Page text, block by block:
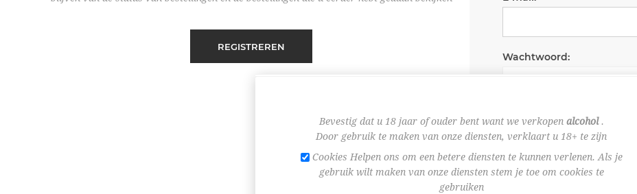
REGISTREREN
Wachtwoord:
Wachtwoord onthouden
Bevestig dat u 18 jaar of ouder bent want we verkopen alcohol.
Door gebruik te maken van onze diensten, verklaart u 18+ te zijn
Cookies Helpen ons om een betere diensten te kunnen verlenen. Als je
gebruik wilt maken van onze diensten stem je toe om cookies te
gebruiken